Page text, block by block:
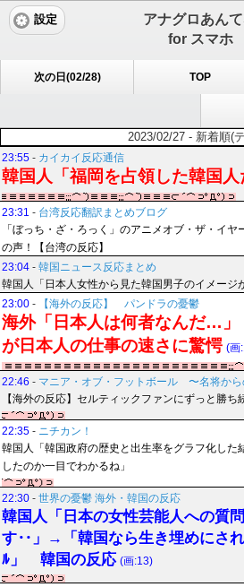
アナグロあん
for スマホ
設定
次の日(02/28) TOP
2023/02/27 - 新着順(
23:55 - カイカイ反応通信
韓国人「福岡を占領した韓国人
23:31 - 台湾反応翻訳まとめブログ
「ぼっち・ざ・ろっく」のアニメオブ・ザ・イ
の声！【台湾の反応】
23:04 - 韓国ニュース反応まとめ
韓国人「日本人女性から見た韓国男子のイメージ
23:00 - 【海外の反応】 パンドラの憂鬱
海外「日本人は何者なんだ…
が日本人の仕事の速さに驚愕 (画
22:46 - マニア・オブ・フットボール 〜名将から
【海外の反応】セルティックファンにずっと勝
22:35 - ニチカン！
韓国人「韓国政府の歴史と出生率をグラフ化し
したのか一目でわかるね」
22:30 - 世界の憂鬱 海外・韓国の反応
韓国人「日本の女性芸能人への質
す‥」→「韓国なら生き埋めにさ
ﾙ」 韓国の反応 (画:13)